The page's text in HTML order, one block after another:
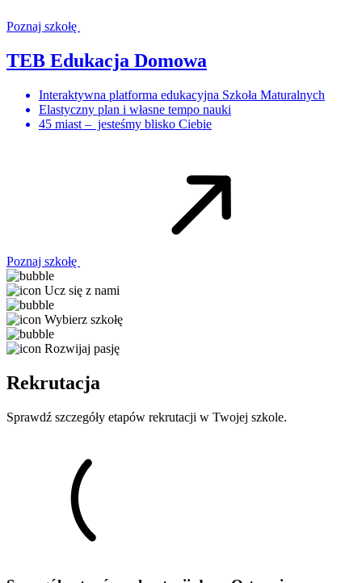
Poznaj szkołę
TEB Edukacja Domowa
Interaktywna platforma edukacyjna Szkoła Maturalnych
Elastyczny plan i własne tempo nauki
45 miast – jesteśmy blisko Ciebie
Poznaj szkołę
Ucz się z nami
Wybierz szkołę
Rozwijaj pasję
Rekrutacja
Sprawdź szczegóły etapów rekrutacji w Twojej szkole.